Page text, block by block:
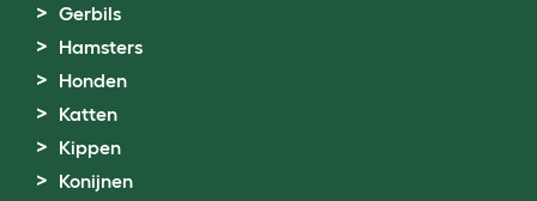
Gerbils
Hamsters
Honden
Katten
Kippen
Konijnen